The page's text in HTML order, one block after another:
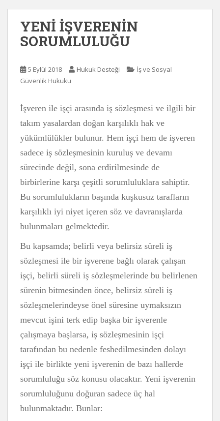
YENİ İŞVERENİN
SORUMLULUĞU
5 Eylül 2018 Hukuk Desteği
İş ve Sosyal
Güvenlik Hukuku
İşveren ile işçi arasında iş sözleşmesi ve ilgili bir
takım yasalardan doğan karşılıklı hak ve
yükümlülükler bulunur. Hem işçi hem de işveren
sadece iş sözleşmesinin kuruluş ve devamı
sürecinde değil, sona erdirilmesinde de
birbirlerine karşı çeşitli sorumluluklara sahiptir.
Bu sorumlulukların başında kuşkusuz tarafların
karşılıklı iyi niyet içeren söz ve davranışlarda
bulunmaları gelmektedir.
Bu kapsamda; belirli veya belirsiz süreli iş
sözleşmesi ile bir işverene bağlı olarak çalışan
işçi, belirli süreli iş sözleşmelerinde bu belirlenen
sürenin bitmesinden önce, belirsiz süreli iş
sözleşmelerindeyse önel süresine uymaksızın
mevcut işini terk edip başka bir işverenle
çalışmaya başlarsa, iş sözleşmesinin işçi
tarafından bu nedenle feshedilmesinden dolayı
işçi ile birlikte yeni işverenin de bazı hallerde
sorumluluğu söz konusu olacaktır. Yeni işverenin
sorumluluğunu doğuran sadece üç hal
bulunmaktadır. Bunlar: